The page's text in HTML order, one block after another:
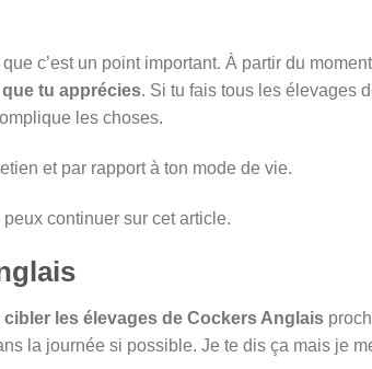
c’est un point important. À partir du
tu apprécies. Si tu fais tous les élevages
les choses.
et par rapport à ton mode de vie.
continuer sur cet article.
cibler les élevages de Cockers Anglais
la journée si possible. Je te dis ça mais je